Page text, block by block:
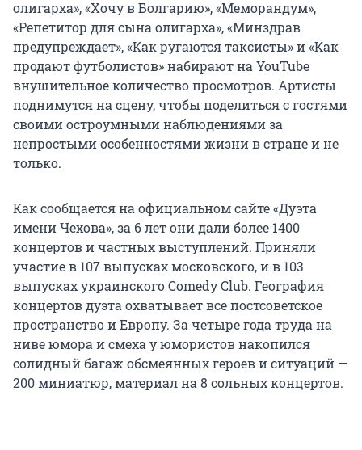
олигарха», «Хочу в Болгарию», «Меморандум»,
«Репетитор для сына олигарха», «Минздрав
предупреждает», «Как ругаются таксисты» и «Как
продают футболистов» набирают на YouTube
внушительное количество просмотров. Артисты
поднимутся на сцену, чтобы поделиться с гостями
своими остроумными наблюдениями за
непростыми особенностями жизни в стране и не
только.
Как сообщается на официальном сайте «Дуэта
имени Чехова», за 6 лет они дали более 1400
концертов и частных выступлений. Приняли
участие в 107 выпусках московского, и в 103
выпусках украинского Comedy Club. География
концертов дуэта охватывает все постсоветское
пространство и Европу. За четыре года труда на
ниве юмора и смеха у юмористов накопился
солидный багаж обсмеянных героев и ситуаций —
200 миниатюр, материал на 8 сольных концертов.